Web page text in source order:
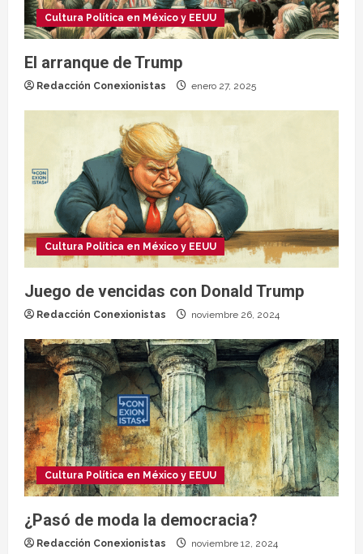
Cultura Política en México y EEUU
El arranque de Trump
Redacción Conexionistas enero 27, 2025
Cultura Política en México y EEUU
Juego de vencidas con Donald Trump
Redacción Conexionistas noviembre 26, 2024
Cultura Política en México y EEUU
¿Pasó de moda la democracia?
Redacción Conexionistas noviembre 12, 2024